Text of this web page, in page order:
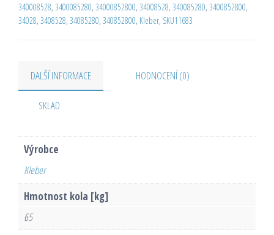
340008528, 3400085280, 34000852800, 34008528, 340085280, 3400852800,
34028, 3408528, 34085280, 340852800, Kleber, SKU11683
DALŠÍ INFORMACE HODNOCENÍ (0)
SKLAD
Výrobce
Kleber
Hmotnost kola [kg]
65